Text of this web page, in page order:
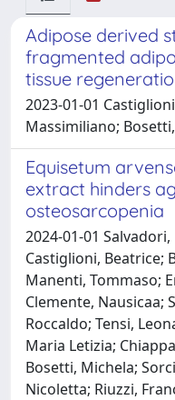
Adipose derived
fragmented
tissue
2023-01-01
Massimiliano;
Equisetum
extract hinders
osteosarcopenia
2024-01-01
Castiglioni, Beatrice;
Manenti, Tommaso;
Clemente, Nausicaa;
Roccaldo; Tensi,
Maria Letizia;
Bosetti, Michela;
Nicoletta; Riuzzi,